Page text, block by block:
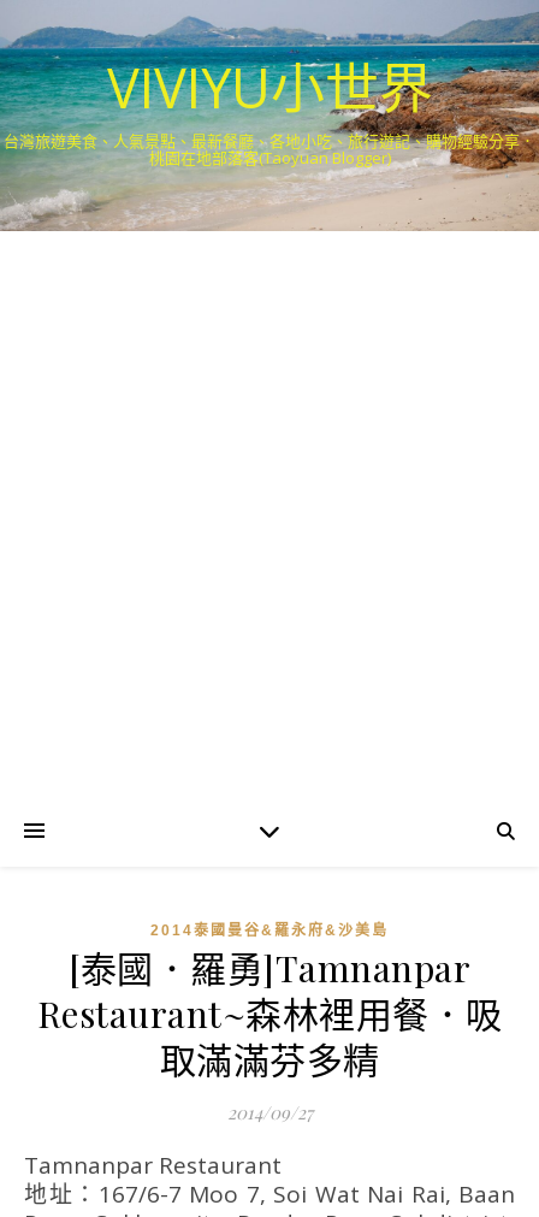
VIVIYU小世界
台灣旅遊美食、人氣景點、最新餐廳、各地小吃、旅行遊記、購物經驗分享．
桃園在地部落客(Taoyuan Blogger)
2014泰國曼谷&羅永府&沙美島
[泰國．羅勇]Tamnanpar
Restaurant~森林裡用餐．吸
取滿滿芬多精
2014/09/27
Tamnanpar Restaurant
地址：167/6-7 Moo 7, Soi Wat Nai Rai, Baan